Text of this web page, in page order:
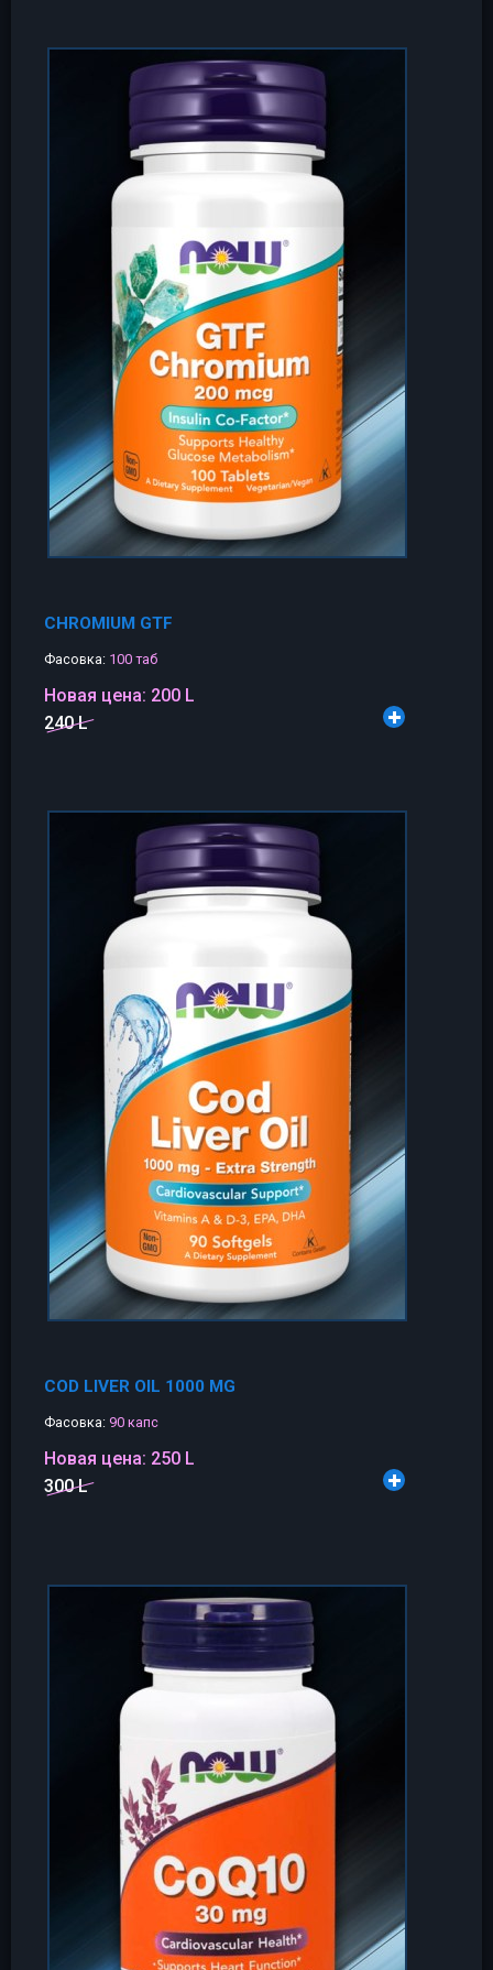
CHROMIUM GTF
Фасовка: 100 таб
Новая цена: 200 L
240 L
COD LIVER OIL 1000 MG
Фасовка: 90 капс
Новая цена: 250 L
300 L